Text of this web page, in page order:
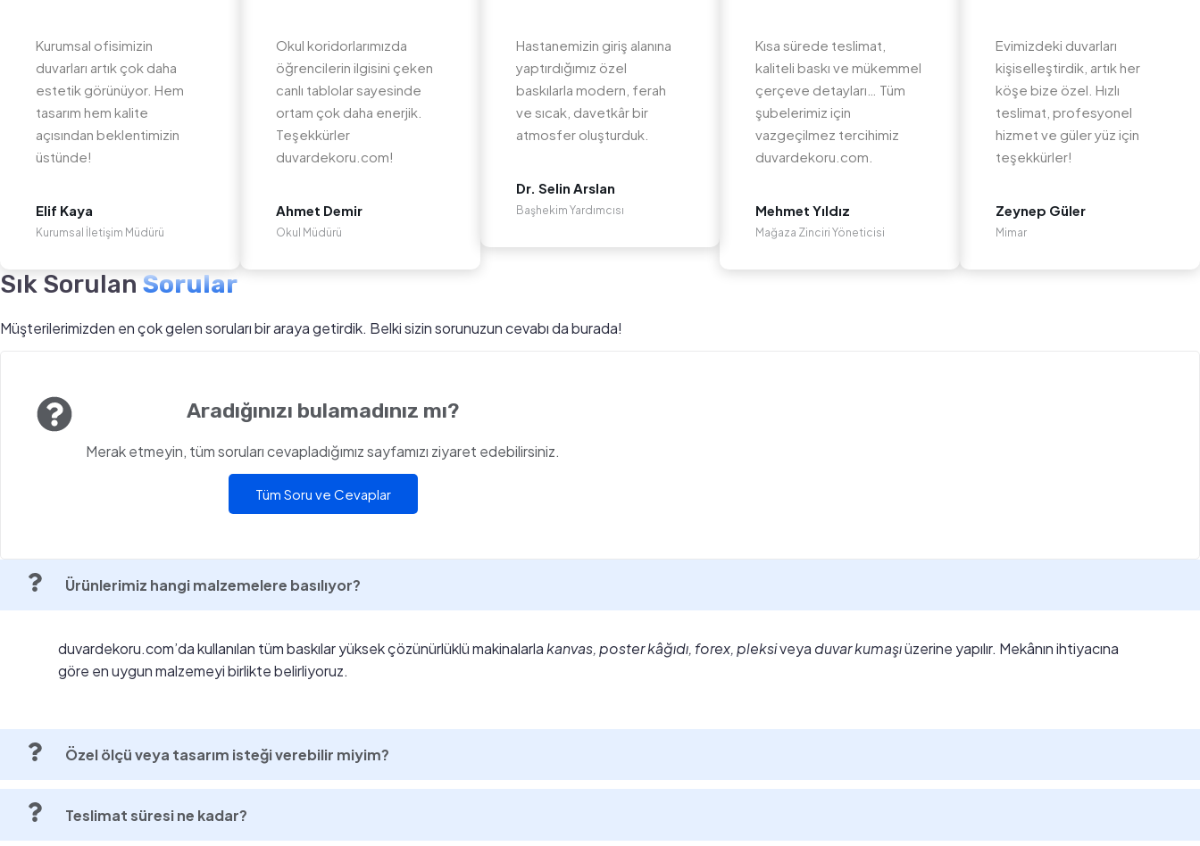
Kurumsal ofisimizin
duvarları artık çok daha
estetik görünüyor. Hem
tasarım hem kalite
açısından beklentimizin
üstünde!
Elif Kaya
Kurumsal İletişim Müdürü
Okul koridorlarımızda
öğrencilerin ilgisini çeken
canlı tablolar sayesinde
ortam çok daha enerjik.
Teşekkürler
duvardekoru.com!
Ahmet Demir
Okul Müdürü
Hastanemizin giriş alanına
yaptırdığımız özel
baskılarla modern, ferah
ve sıcak, davetkâr bir
atmosfer oluşturduk.
Dr. Selin Arslan
Başhekim Yardımcısı
Kısa sürede teslimat,
kaliteli baskı ve mükemmel
çerçeve detayları… Tüm
şubelerimiz için
vazgeçilmez tercihimiz
duvardekoru.com.
Mehmet Yıldız
Mağaza Zinciri Yöneticisi
Evimizdeki duvarları
kişiselleştirdik, artık her
köşe bize özel. Hızlı
teslimat, profesyonel
hizmet ve güler yüz için
teşekkürler!
Zeynep Güler
Mimar
Sık Sorulan Sorular
Müşterilerimizden en çok gelen soruları bir araya getirdik. Belki sizin sorunuzun cevabı da burada!
Aradığınızı bulamadınız mı?
Merak etmeyin, tüm soruları cevapladığımız sayfamızı ziyaret edebilirsiniz.
Tüm Soru ve Cevaplar
Ürünlerimiz hangi malzemelere basılıyor?
duvardekoru.com’da kullanılan tüm baskılar yüksek çözünürlüklü makinalarlakanvas, poster kâğıdı, forex, pleksiveya duvar kumaşıüzerine yapılır. Mekânın ihtiyacına
göre en uygun malzemeyi birlikte belirliyoruz.
Özel ölçü veya tasarım isteği verebilir miyim?
Teslimat süresi ne kadar?